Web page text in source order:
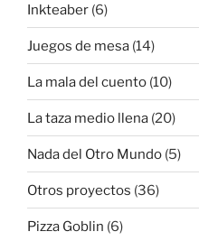
Inkteaber (6)
Juegos de mesa (14)
La mala del cuento (10)
La taza medio llena (20)
Nada del Otro Mundo (5)
Otros proyectos (36)
Pizza Goblin (6)